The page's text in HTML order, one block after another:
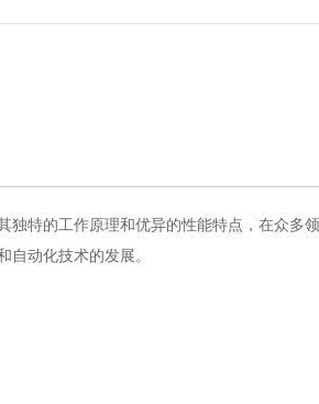
特的工作原理和优异的性能特点，在众
动化技术的发展。